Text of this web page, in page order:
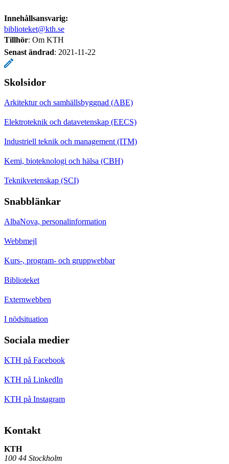
Innehållsansvarig:
biblioteket@kth.se
Tillhör: Om KTH
Senast ändrad: 2021-11-22
Skolsidor
Arkitektur och samhällsbyggnad (ABE)
Elektroteknik och datavetenskap (EECS)
Industriell teknik och management (ITM)
Kemi, bioteknologi och hälsa (CBH)
Teknikvetenskap (SCI)
Snabblänkar
AlbaNova, personalinformation
Webbmejl
Kurs-, program- och gruppwebbar
Biblioteket
Externwebben
I nödsituation
Sociala medier
KTH på Facebook
KTH på LinkedIn
KTH på Instagram
Kontakt
KTH
100 44 Stockholm